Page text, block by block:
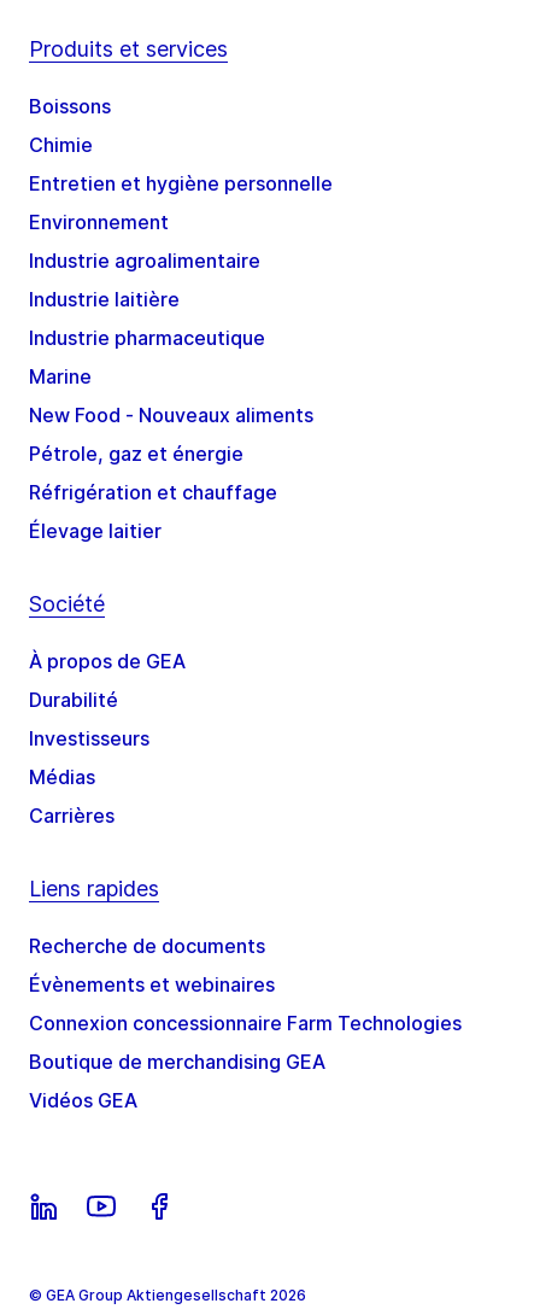
Produits et services
Boissons
Chimie
Entretien et hygiène personnelle
Environnement
Industrie agroalimentaire
Industrie laitière
Industrie pharmaceutique
Marine
New Food - Nouveaux aliments
Pétrole, gaz et énergie
Réfrigération et chauffage
Élevage laitier
Société
À propos de GEA
Durabilité
Investisseurs
Médias
Carrières
Liens rapides
Recherche de documents
Évènements et webinaires
Connexion concessionnaire Farm Technologies
Boutique de merchandising GEA
Vidéos GEA
© GEA Group Aktiengesellschaft 2026